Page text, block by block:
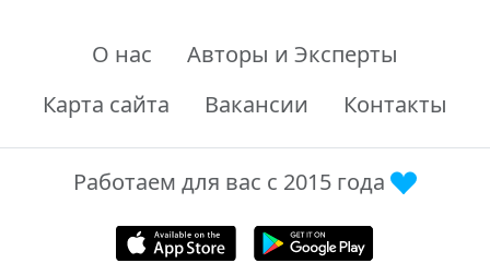
О нас
Авторы и Эксперты
Карта сайта
Вакансии Контакты
Работаем для вас с 2015 года